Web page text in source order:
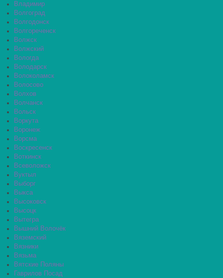
Владимир
Волгоград
Волгодонск
Волгореченск
Волжск
Волжский
Вологда
Володарск
Волоколамск
Волосово
Волхов
Волчанск
Вольск
Воркута
Воронеж
Ворсма
Воскресенск
Воткинск
Всеволожск
Вуктыл
Выборг
Выкса
Высоковск
Высоцк
Вытегра
Вышний Волочёк
Вяземский
Вязники
Вязьма
Вятские Поляны
Гаврилов Посад